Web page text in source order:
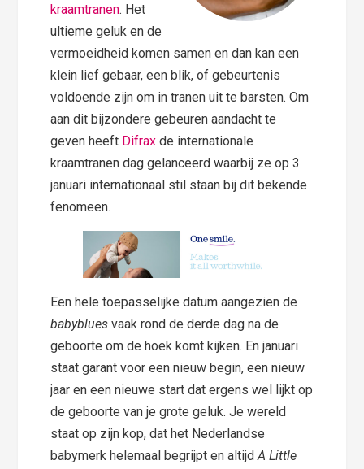
kraamtranen. Het
ultieme geluk en de
vermoeidheid komen samen en dan kan een
klein lief gebaar, een blik, of gebeurtenis
voldoende zijn om in tranen uit te barsten. Om
aan dit bijzondere gebeuren aandacht te
geven heeft Difrax de internationale
kraamtranen dag gelanceerd waarbij ze op 3
januari internationaal stil staan bij dit bekende
fenomeen.
Een hele toepasselijke datum aangezien de
babybluesvaak rond de derde dag na de
geboorte om de hoek komt kijken. En januari
staat garant voor een nieuw begin, een nieuw
jaar en een nieuwe start dat ergens wel lijkt op
de geboorte van je grote geluk. Je wereld
staat op zijn kop, dat het Nederlandse
babymerk helemaal begrijpt en altijdA Little